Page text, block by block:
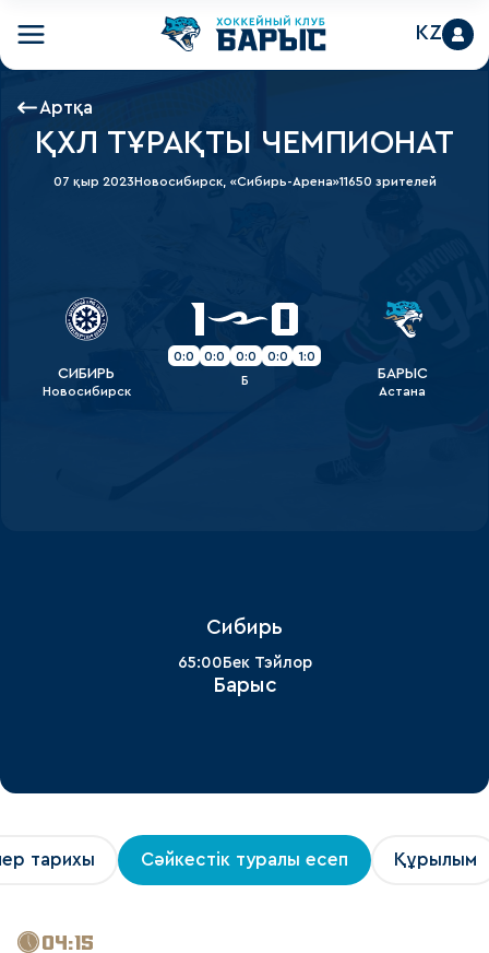
KZ
Артқа
ҚХЛ ТҰРАҚТЫ ЧЕМПИОНАТ
07 қыр 2023Новосибирск, «Сибирь-Арена»11650 зрителей
СИБИРЬ
Новосибирск
1 0
0:0 0:0 0:0 0:0
1:0
Б
БАРЫС
Астана
Сибирь
65:00Бек Тэйлор
Барыс
тарихы Сәйкестік туралы есеп Құрылым
04:15